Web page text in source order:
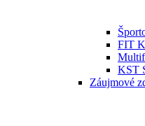
FIT
KST
Záujmové